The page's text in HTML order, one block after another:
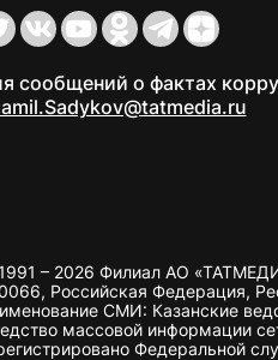
сообщений о фактах
– 2026 Филиал АО
Российская Федерация,
СМИ: Казанские
массовой информации
Федеральной